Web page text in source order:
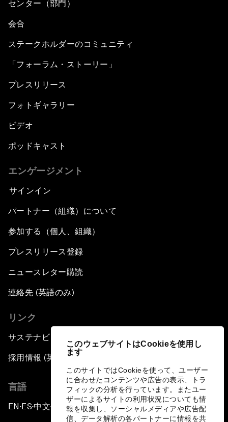
このウェブサイトはCookieを使用し
ます
このサイトではCookieを使って、ユーザー
に合わせたコンテンツや広告の表示、トラ
フィックの分析を行っています。またユー
ザーによるサイトの利用状況についても情
報を収集し、ソーシャルメディアや広告配
信、データ解析の各パートナーに情報を共
センター（部門）
会合
ステークホルダーのコミュニティ
「フォーラム・ストーリー」
プレスリリース
フォトギャラリー
ビデオ
ポッドキャスト
エンゲージメント
サインイン
パートナー（組織）について
参加する（個人、組織）
プレスリリース登録
ニュースレター購読
連絡先 (英語のみ)
リンク
サステナビリティへの取り組み
採用情報 (英語のみ)
言語
EN ▪ES▪中文▪ 日本語